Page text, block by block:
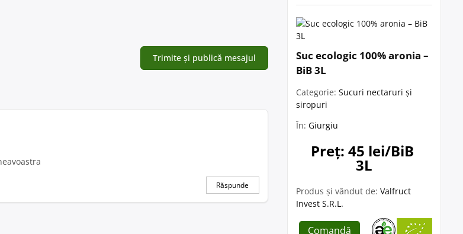
Răspunde
Suc ecologic 100% aronia –
BiB 3L
Categorie: Sucuri nectaruri și
siropuri
În: Giurgiu
Preț: 45 lei/BiB
3L
Produs și vândut de: Valfruct
Invest S.R.L.
Comandă